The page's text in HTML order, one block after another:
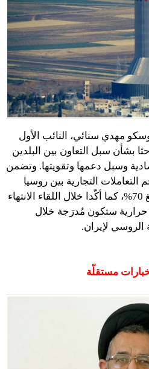
مهدي سنائي، النائب الأول
بشأن سبل التعاون بين البلدين
وسبل دعمها وتقويتها. وتضمن
التعاملات التجارية بين روسيا
وإيران الذي سجَّل ارتفاعًا بلغ 70%، كما أكّدا خلال اللقاء الانتهاء
حرارية ستكون مُدرَجة خلال
الروسي لإيران.
مستقلّة